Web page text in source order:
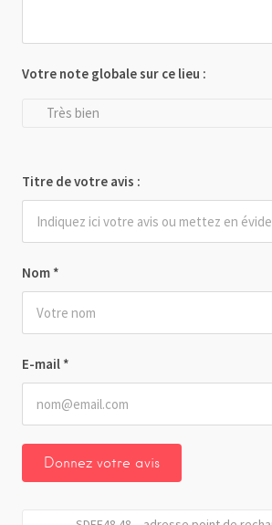
Nom *
E-mail *
Votre note globale sur ce lieu :
Très bien
Titre de votre avis :